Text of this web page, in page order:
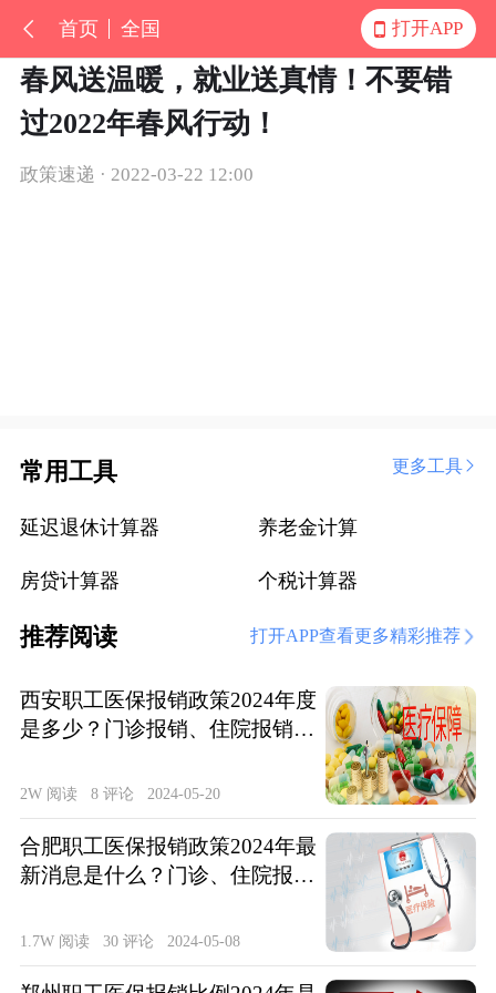
首页 全国 打开APP
春风送温暖，就业送真情！不要错
过2022年春风行动！
政策速递 · 2022-03-22 12:00
常用工具 更多工具
延迟退休计算器 养老金计算
房贷计算器 个税计算器
推荐阅读 打开APP查看更多精彩推荐
西安职工医保报销政策2024年度
是多少？门诊报销、住院报销政
2W 阅读 8 评论 2024-05-20
合肥职工医保报销政策2024年最
新消息是什么？门诊、住院报销
1.7W 阅读 30 评论 2024-05-08